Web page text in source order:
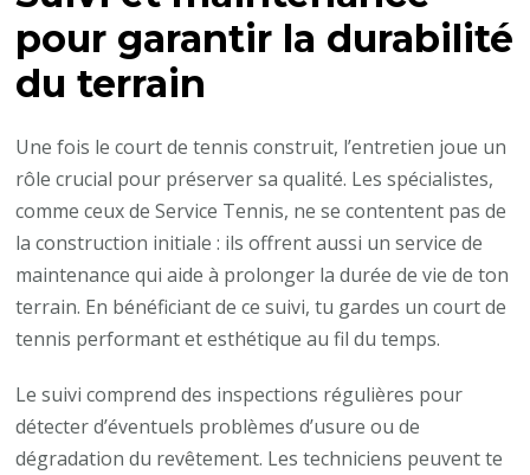
pour garantir la durabilité
du terrain
Une fois le court de tennis construit, l’entretien joue un
rôle crucial pour préserver sa qualité. Les spécialistes,
comme ceux de Service Tennis, ne se contentent pas de
la construction initiale : ils offrent aussi un service de
maintenance qui aide à prolonger la durée de vie de ton
terrain. En bénéficiant de ce suivi, tu gardes un court de
tennis performant et esthétique au fil du temps.
Le suivi comprend des inspections régulières pour
détecter d’éventuels problèmes d’usure ou de
dégradation du revêtement. Les techniciens peuvent te